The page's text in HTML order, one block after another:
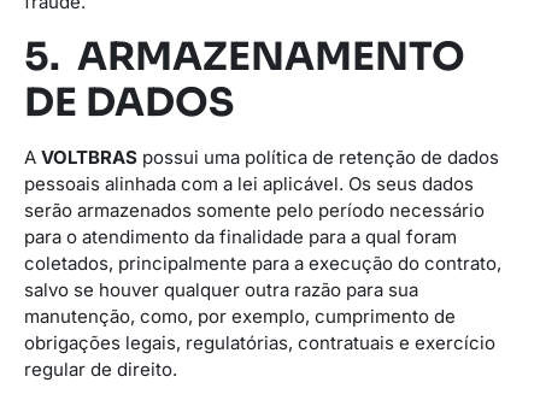
5. ARMAZENAMENTO
DE DADOS
A VOLTBRAS possui uma política de retenção de dados
pessoais alinhada com a lei aplicável. Os seus dados
serão armazenados somente pelo período necessário
para o atendimento da finalidade para a qual foram
coletados, principalmente para a execução do contrato,
salvo se houver qualquer outra razão para sua
manutenção, como, por exemplo, cumprimento de
obrigações legais, regulatórias, contratuais e exercício
regular de direito.